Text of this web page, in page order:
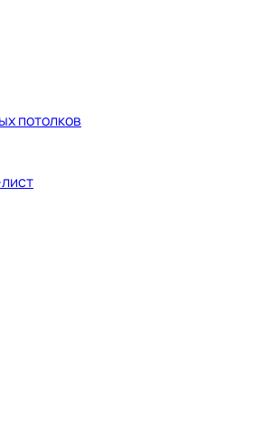
потолков